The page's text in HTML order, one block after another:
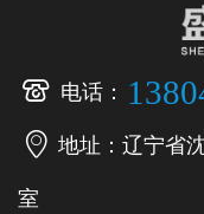
 电话：
 地址：辽宁省
室